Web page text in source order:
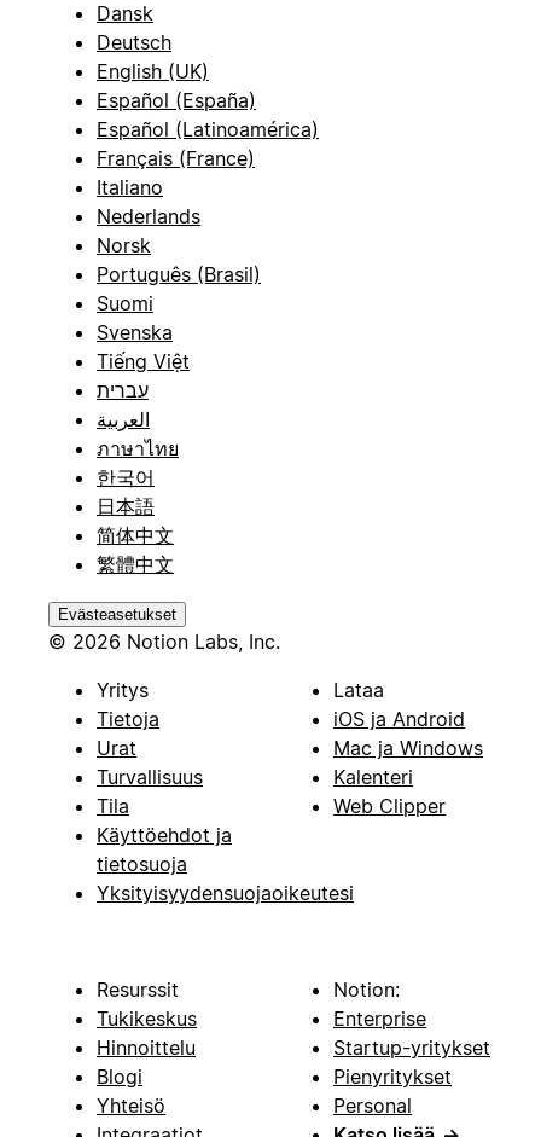
Dansk
Deutsch
English (UK)
Español (España)
Español (Latinoamérica)
Français (France)
Italiano
Nederlands
Norsk
Português (Brasil)
Suomi
Svenska
Tiếng Việt
עברית
العربية
ภาษาไทย
한국어
日本語
简体中文
繁體中文
Evästeasetukset
© 2026 Notion Labs, Inc.
Yritys
Tietoja
Urat
Turvallisuus
Tila
Käyttöehdot ja
tietosuoja
Yksityisyydensuojaoikeutesi
Lataa
iOS ja Android
Mac ja Windows
Kalenteri
Web Clipper
Resurssit
Tukikeskus
Hinnoittelu
Blogi
Yhteisö
Notion:
Enterprise
Startup-yritykset
Pienyritykset
Personal